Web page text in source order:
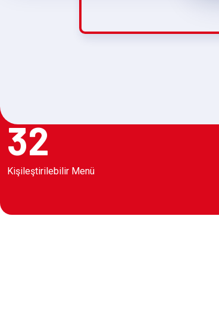
32
Kişileştirilebilir Menü